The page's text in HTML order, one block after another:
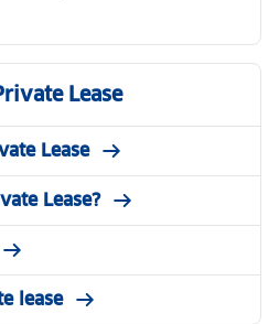
Lease
Lease
Lease?
lease